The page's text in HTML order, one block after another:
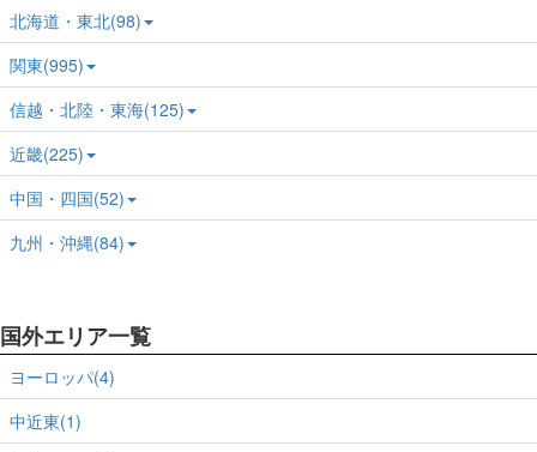
北海道・東北(98)
関東(995)
信越・北陸・東海(125)
近畿(225)
中国・四国(52)
九州・沖縄(84)
国外エリア一覧
ヨーロッパ(4)
中近東(1)